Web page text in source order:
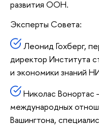
развития ООН.
Эксперты Совета:
Леонид Гохберг,
директор Института
и экономики знаний
Николас
международных
Вашингтона,